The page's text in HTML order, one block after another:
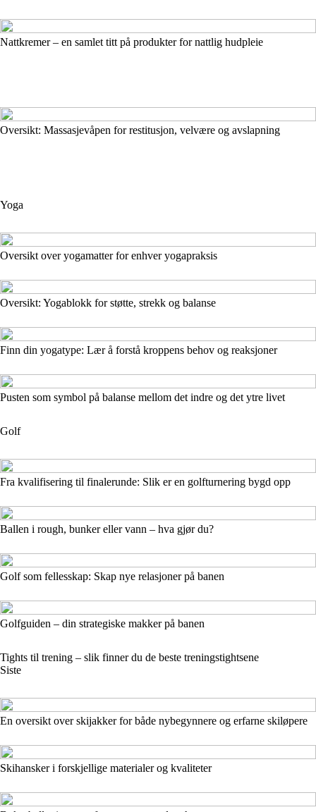
Nattkremer – en samlet titt på produkter for nattlig hudpleie
Oversikt: Massasjevåpen for restitusjon, velvære og avslapning
Yoga
Oversikt over yogamatter for enhver yogapraksis
Oversikt: Yogablokk for støtte, strekk og balanse
Finn din yogatype: Lær å forstå kroppens behov og reaksjoner
Pusten som symbol på balanse mellom det indre og det ytre livet
Golf
Fra kvalifisering til finalerunde: Slik er en golfturnering bygd opp
Ballen i rough, bunker eller vann – hva gjør du?
Golf som fellesskap: Skap nye relasjoner på banen
Golfguiden – din strategiske makker på banen
Tights til trening – slik finner du de beste treningstightsene
Siste
En oversikt over skijakker for både nybegynnere og erfarne skiløpere
Skihansker i forskjellige materialer og kvaliteter